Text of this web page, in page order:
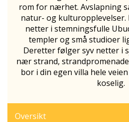
rom for nærhet. Avslapning
natur- og kulturopplevelser.
netter i stemningsfulle
templer og små studioer
Deretter følger syv netter i
nær strand,
bor i din egen villa hele
koselig.
Oversikt